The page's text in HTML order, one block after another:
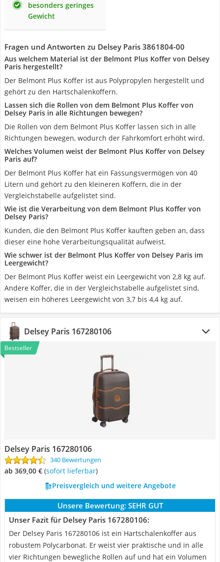
besonders geringes
Gewicht
Fragen und Antworten zu Delsey Paris 3861804-00
Aus welchem Material ist der Belmont Plus Koffer von Delsey
Paris hergestellt?
Der Belmont Plus Koffer ist aus Polypropylen hergestellt und
gehört zu den Hartschalenkoffern.
Lassen sich die Rollen von dem Belmont Plus Koffer von
Delsey Paris in alle Richtungen bewegen?
Die Rollen von dem Belmont Plus Koffer lassen sich in alle
Richtungen bewegen, wodurch der Fahrkomfort erhöht wird.
Welches Volumen weist der Belmont Plus Koffer von Delsey
Paris auf?
Der Belmont Plus Koffer hat ein Fassungsvermögen von 40
Litern und gehört zu den kleineren Koffern, die in der
Vergleichstabelle aufgelistet sind.
Wie ist die Verarbeitung von dem Belmont Plus Koffer von
Delsey Paris?
Kunden, die den Belmont Plus Koffer kauften geben an, dass
dieser eine hohe Verarbeitungsqualität aufweist.
Wie schwer ist der Belmont Plus Koffer von Delsey Paris im
Leergewicht?
Der Belmont Plus Koffer weist ein Leergewicht von 2,8 kg auf.
Andere Koffer, die in der Vergleichstabelle aufgelistet sind,
weisen ein höheres Leergewicht von 3,7 bis 4,4 kg auf.
Delsey Paris 167280106
Bestseller
Delsey Paris 167280106
340 Bewertungen
ab 369,00 € ( Sofort lieferbar)
Preisvergleich und weitere Angebote
Unsere Bewertung: SEHR GUT
Unser Fazit für Delsey Paris 167280106:
Der Delsey Paris 167280106 ist ein Hartschalenkoffer aus
robustem Polycarbonat. Er weist vier praktische und in alle
vier Richtungen bewegliche Rollen auf und hat ein Volumen